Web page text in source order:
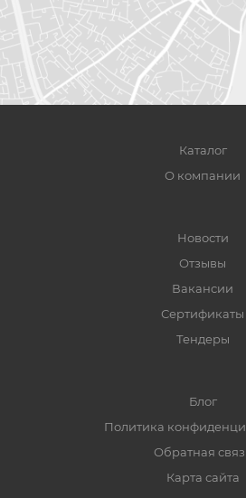
Каталог
О компании
Новости
Отзывы
Вакансии
Сертификаты
Тендеры
Блог
Политика
Обратная
Карта сайта